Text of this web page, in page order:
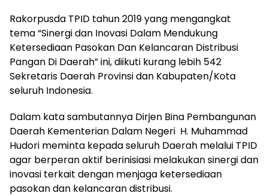
Rakorpusda TPID tahun 2019 yang mengangkat
tema “Sinergi dan Inovasi Dalam Mendukung
Ketersediaan Pasokan Dan Kelancaran Distribusi
Pangan Di Daerah” ini, diikuti kurang lebih 542
Sekretaris Daerah Provinsi dan Kabupaten/Kota
seluruh Indonesia.
Dalam kata sambutannya Dirjen Bina Pembangunan
Daerah Kementerian Dalam Negeri H. Muhammad
Hudori meminta kepada seluruh Daerah melalui TPID
agar berperan aktif berinisiasi melakukan sinergi dan
inovasi terkait dengan menjaga ketersediaan
pasokan dan kelancaran distribusi.